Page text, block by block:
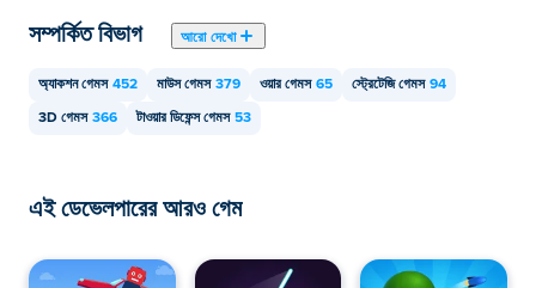
সম্পর্কিত বিভাগ আরো দেখো
অ্যাকশন গেমস 452 মাউস গেমস 379 ওয়ার গেমস 65 স্ট্রেটেজি গেমস 94
3D গেমস 366 টাওয়ার ডিফেন্স গেমস 53
এই ডেভেলপারের আরও গেম